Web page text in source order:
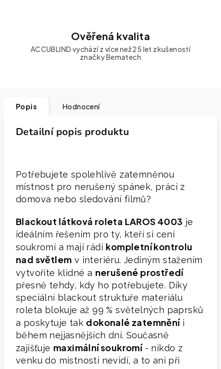
Ověřená kvalita
ACCUBLIND vychází z více než 25 let zkušeností
značky Bematech
Popis Hodnocení
Detailní popis produktu
Potřebujete spolehlivě zatemněnou
místnost pro nerušený spánek, práci z
domova nebo sledování filmů?
Blackout látková roleta LAROS 4003 je
ideálním řešením pro ty, kteří si cení
soukromí a mají rádi kompletní kontrolu
nad světlem v interiéru. Jediným stažením
vytvoříte klidné a nerušené prostředí
přesně tehdy, kdy ho potřebujete. Díky
speciální blackout struktuře materiálu
roleta blokuje až 99 % světelných paprsků
a poskytuje tak dokonalé zatemněníi
během nejjasnějších dní. Současně
zajišťuje maximální soukromí- nikdo z
venku do místnosti nevidí, a to ani při